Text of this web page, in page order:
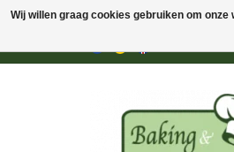
Wij willen graag cookies gebruiken om